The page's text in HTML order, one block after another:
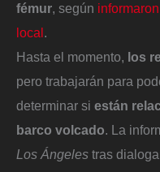
fémur, según
local .
Hasta el momento, los
pero trabajarán para
determinar si están
barco volcado. La
Los Ángeles tras